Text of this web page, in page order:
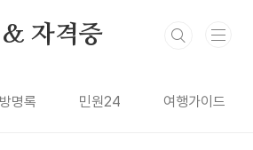
자격증
방명록 민원24 여행가이드